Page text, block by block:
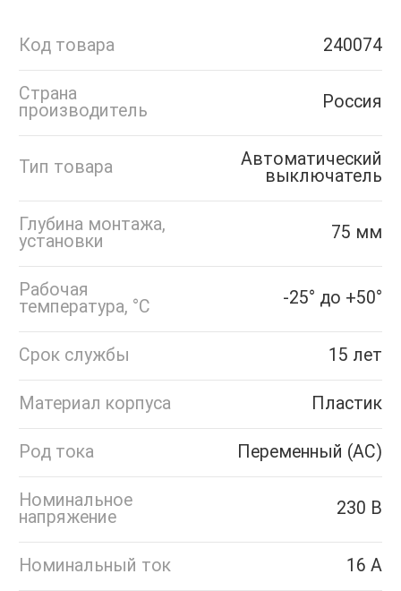
Код товара 240074
Страна
производитель
Россия
Тип товара
Автоматический
выключатель
Глубина монтажа,
установки
75 мм
Рабочая
температура, °C
-25° до +50°
Срок службы 15 лет
Материал корпуса Пластик
Род тока Переменный (AC)
Номинальное
напряжение
230 В
Номинальный ток 16 А